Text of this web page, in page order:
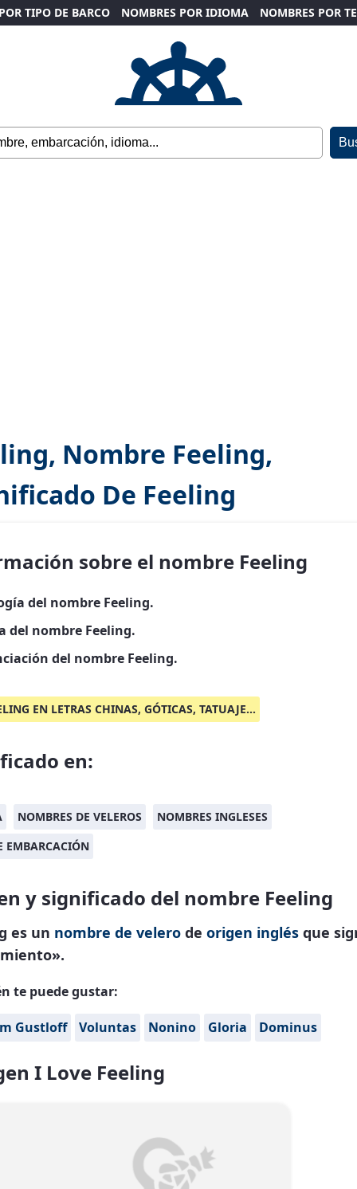
TIPO DE BARCO NOMBRES POR IDIOMA NOMBRES POR
Nombre Feeling,
De Feeling
sobre el nombre Feeling
del nombre Feeling.
del nombre Feeling.
del nombre Feeling.
EN LETRAS CHINAS, GÓTICAS, TATUAJE...
en:
NOMBRES DE VELEROS
NOMBRES INGLESES
EMBARCACIÓN
y significado del nombre Feeling
es un nombre de velero de origen inglés que
te puede gustar:
Gustloff Voluntas Nonino Gloria Dominus
I Love Feeling